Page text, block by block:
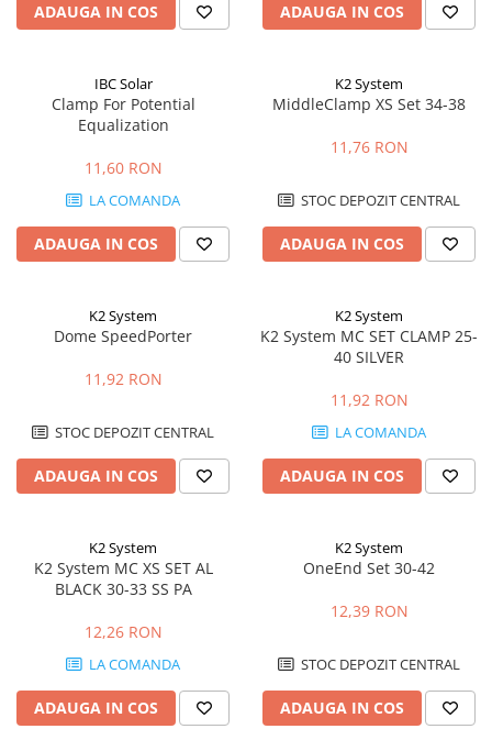
ADAUGA IN COS ADAUGA IN COS
IBC Solar
Clamp For Potential
Equalization
11,60 RON
LA COMANDA
ADAUGA IN COS
K2 System
MiddleClamp XS Set 34-38
11,76 RON
STOC DEPOZIT CENTRAL
ADAUGA IN COS
K2 System
Dome SpeedPorter
11,92 RON
STOC DEPOZIT CENTRAL
ADAUGA IN COS
K2 System
K2 System MC SET CLAMP 25-
40 SILVER
11,92 RON
LA COMANDA
ADAUGA IN COS
K2 System
K2 System MC XS SET AL
BLACK 30-33 SS PA
12,26 RON
LA COMANDA
ADAUGA IN COS
K2 System
OneEnd Set 30-42
12,39 RON
STOC DEPOZIT CENTRAL
ADAUGA IN COS